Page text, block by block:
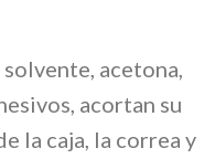
acetona,
acortan su
la caja, la correa y